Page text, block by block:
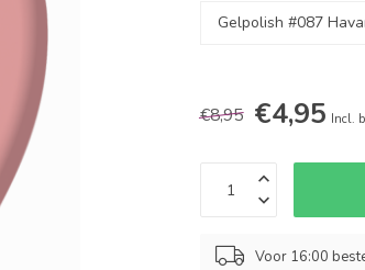
€8,95 €4,95 Incl.
Voor 16:00